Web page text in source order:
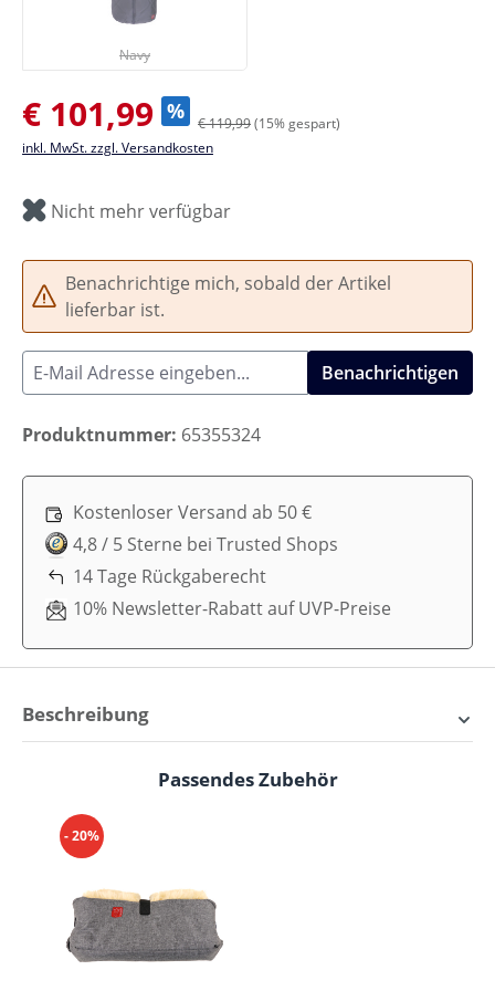
Navy
Verkaufspreis:
€ 101,99 % € 119,99(15% gespart)
inkl. MwSt. zzgl. Versandkosten
Nicht mehr verfügbar
Benachrichtige mich, sobald der Artikel
lieferbar ist.
Benachrichtigen
Produktnummer: 65355324
Kostenloser Versand ab 50 €
4,8 / 5 Sterne bei Trusted Shops
14 Tage Rückgaberecht
10% Newsletter-Rabatt auf UVP-Preise
Beschreibung
Funktionalität: Der Little
Sheepy Fußsack von Kaiser
Jeder Ausflug wird durch den
für dein Baby zu einem warmen Vergnügen.
Produktgalerie überspringen
Passendes Zubehör
- 20%